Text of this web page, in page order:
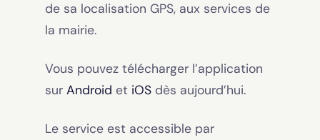
de sa localisation GPS, aux services de
la mairie.
Vous pouvez télécharger l’application
sur Android et iOS dès aujourd’hui.
Le service est accessible par